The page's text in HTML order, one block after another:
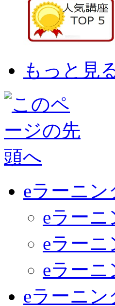
もっと見
eラーニ
eラーニ
eラー
eラー
eラーニン